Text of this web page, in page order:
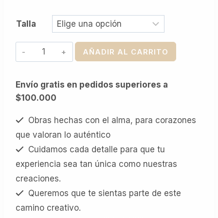
Talla
Tucán
cantidad
AÑADIR AL CARRITO
Envío gratis en pedidos superiores a
$100.000
Obras hechas con el alma, para corazones
que valoran lo auténtico
Cuidamos cada detalle para que tu
experiencia sea tan única como nuestras
creaciones.
Queremos que te sientas parte de este
camino creativo.